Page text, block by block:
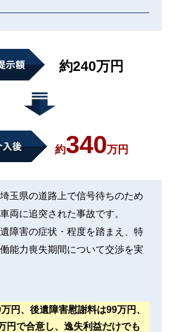
約240万円
約340万円
玉県の道路上で信号待ちのため
両に追突された事故です。
障害の症状・程度を踏まえ、特
能力喪失期間について交渉を実
円、後遺障害慰謝料は99万円、
円で合意し、逸失利益だけでも